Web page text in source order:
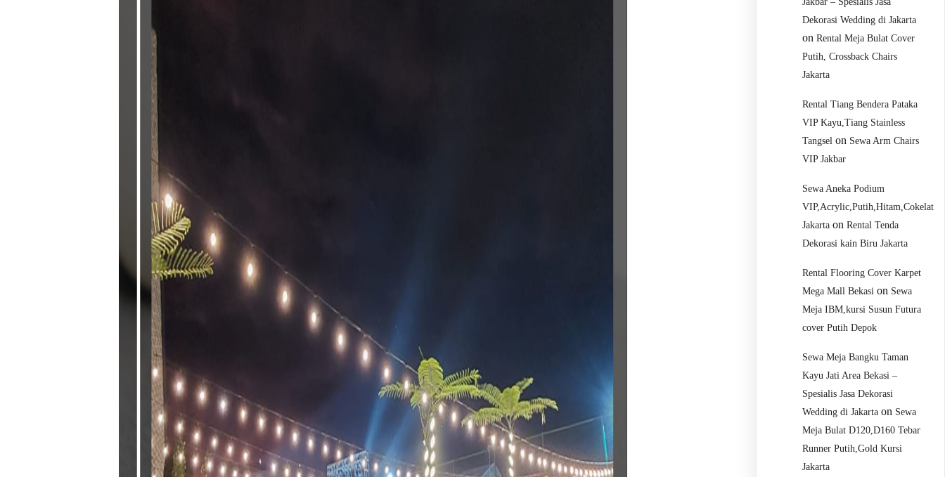
Dekorasi Wedding di Jakarta
onRental Meja Bulat Cover
Putih, Crossback Chairs
Jakarta
Rental Tiang Bendera Pataka
VIP Kayu,Tiang Stainless
Tangsel on Sewa Arm Chairs
VIP Jakbar
Sewa Aneka Podium
VIP,Acrylic,Putih,Hitam,Cokelat
Jakarta onRental Tenda
Dekorasi kain Biru Jakarta
Rental Flooring Cover Karpet
Mega Mall Bekasi on Sewa
Meja IBM,kursi Susun Futura
cover Putih Depok
Sewa Meja Bangku Taman
Kayu Jati Area Bekasi –
Spesialis Jasa Dekorasi
Wedding di Jakarta on Sewa
Meja Bulat D120,D160 Tebar
Runner Putih,Gold Kursi
Jakarta